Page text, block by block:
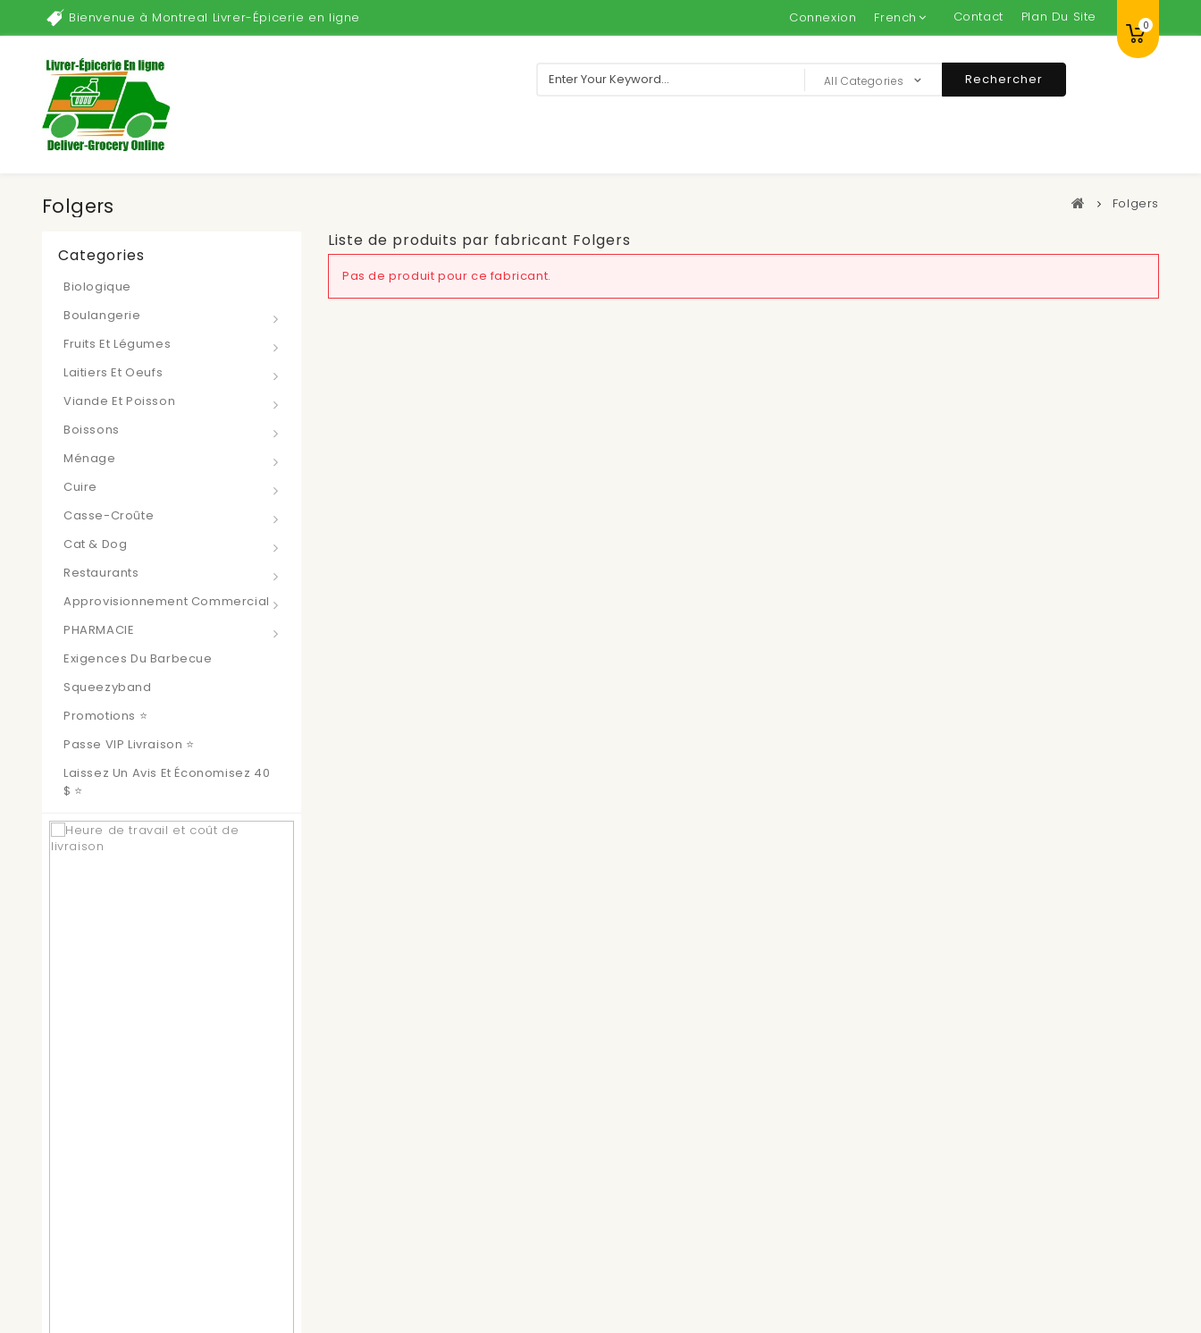
Contact Plan Du Site
French
Bienvenue à Montreal Livrer-Épicerie en ligne Connexion 0
All Categories Rechercher
Folgers Folgers
Categories
Biologique
Boulangerie
Fruits Et Légumes
Laitiers Et Oeufs
Viande Et Poisson
Boissons
Ménage
Cuire
Casse-Croûte
Cat & Dog
Restaurants
Approvisionnement Commercial
PHARMACIE
Exigences Du Barbecue
Squeezyband
Promotions ⭐
Passe VIP Livraison ⭐
Laissez Un Avis Et Économisez 40
$ ⭐
Liste de produits par fabricant Folgers
Pas de produit pour ce fabricant.